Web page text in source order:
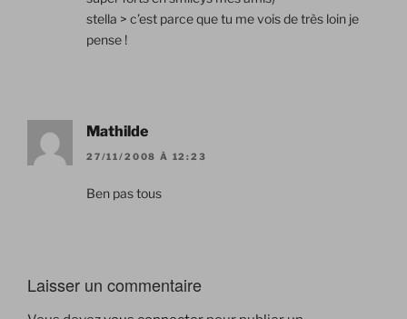
stella > c’est parce que tu me vois de très loin je
pense !
Mathilde
27/11/2008 À 12:23
Ben pas tous
Laisser un commentaire